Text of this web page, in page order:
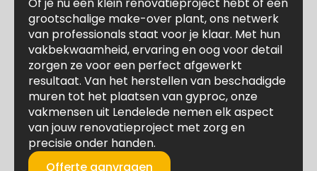
grootschalige make-over plant, ons netwerk
van professionals staat voor je klaar. Met hun
vakbekwaamheid, ervaring en oog voor detail
zorgen ze voor een perfect afgewerkt
resultaat. Van het herstellen van beschadigde
muren tot het plaatsen van gyproc, onze
vakmensen uit Lendelede nemen elk aspect
van jouw renovatieproject met zorg en
precisie onder handen.
Offerte aanvragen